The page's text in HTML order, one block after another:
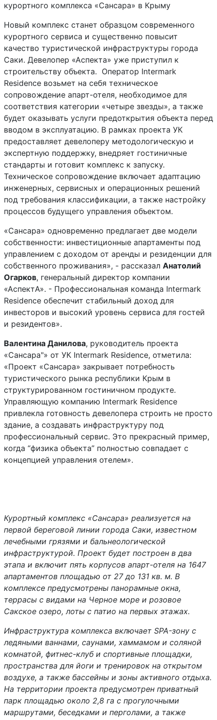
Новый комплекс станет образцом современного
курортного сервиса и существенно повысит
качество туристической инфраструктуры города
Саки. Девелопер «Аспекта» уже приступил к
строительству объекта. Оператор Intermark
Residence возьмет на себя техническое
сопровождение апарт-отеля, необходимое для
соответствия категории «четыре звезды», а также
будет оказывать услуги предоткрытия объекта перед
вводом в эксплуатацию. В рамках проекта УК
предоставляет девелоперу методологическую и
экспертную поддержку, внедряет гостиничные
стандарты и готовит комплекс к запуску.
Техническое сопровождение включает адаптацию
инженерных, сервисных и операционных решений
под требования классификации, а также настройку
процессов будущего управления объектом.
«Сансара» одновременно предлагает две модели
собственности: инвестиционные апартаменты под
управлением с доходом от аренды и резиденции для
собственного проживания», - рассказал Анатолий
Огарков, генеральный директор компании
«АспектА». - Профессиональная команда Intermark
Residence обеспечит стабильный доход для
инвесторов и высокий уровень сервиса для гостей
и резидентов».
Валентина Данилова, руководитель проекта
«Сансара"» от УК Intermark Residence, отметила:
«Проект «Сансара» закрывает потребность
туристического рынка республики Крым в
структурированном гостиничном продукте.
Управляющую компанию Intermark Residence
привлекла готовность девелопера строить не просто
здание, а создавать инфраструктуру под
профессиональный сервис. Это прекрасный пример,
когда “физика объекта” полностью совпадает с
концепцией управления отелем».
Курортный комплекс «Сансара» реализуется на
первой береговой линии города Саки, известном
лечебными грязями и бальнеологической
инфраструктурой. Проект будет построен в два
этапа и включит пять корпусов апарт-отеля на 1647
апартаментов площадью от 27 до 131 кв. м. В
комплексе предусмотрены панорамные окна,
террасы с видами на Черное море и розовое
Сакское озеро, лоты с патио на первых этажах.
Инфраструктура комплекса включает SPA-зону с
ледяными ваннами, саунами, хаммамом и соляной
комнатой, фитнес-клуб и спортивные площадки,
пространства для йоги и тренировок на открытом
воздухе, а также бассейны и зоны активного отдыха.
На территории проекта предусмотрен приватный
парк площадью около 2,8 га с прогулочными
маршрутами, беседками и перголами, а также